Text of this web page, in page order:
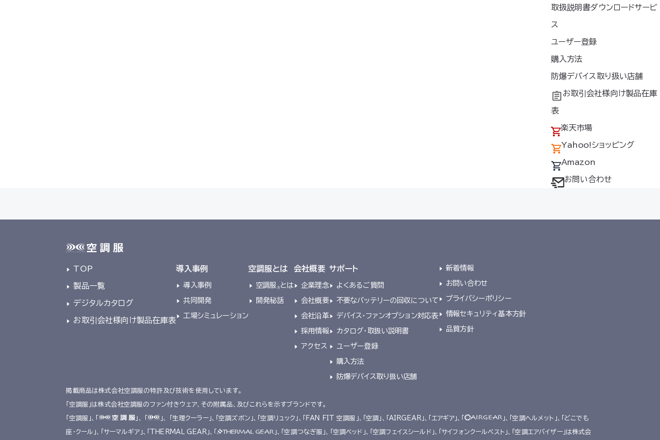
取扱説明書ダウンロードサービ
ス
ユーザー登録
購入方法
防爆デバイス取り扱い店舗
お取引会社様向け製品在庫
表
楽天市場
Yahoo!ショッピング
Amazon
お問い合わせ
TOP
製品一覧
デジタルカタログ
お取引会社様向け製品在庫表
導入事例
導入事例
共同開発
工場シミュレーション
空調服とは
空調服 ®とは
開発秘話
会社概要
企業理念
会社概要
会社沿革
採用情報
アクセス
サポート
よくあるご質問
不要なバッテリーの回収について
デバイス・ファンオプション対応表
カタログ・取扱い説明書
ユーザー登録
購入方法
防爆デバイス取り扱い店舗
新着情報
お問い合わせ
プライバシーポリシー
情報セキュリティ基本方針
品質方針
掲載商品は株式会社空調服の特許及び技術を使用しています。
「空調服」は株式会社空調服のファン付きウェア、その附属品、及びこれらを示すブランドです。
「空調服」、「 」、 「 」、 「生理クーラー」、「空調ズボン」、「空調リュック」、「FAN FIT 空調服」、「空調」、「AIRGEAR」、「エアギア」、「 」、「空調ヘルメット」、「どこでも
座･クール」、「サーマルギア」、「THERMAL GEAR」、「 」、「空調つなぎ服」、「空調ベッド」、「空調フェイスシールド」、「サイフォンクールベスト」、「空調エアバイザー」は株式会